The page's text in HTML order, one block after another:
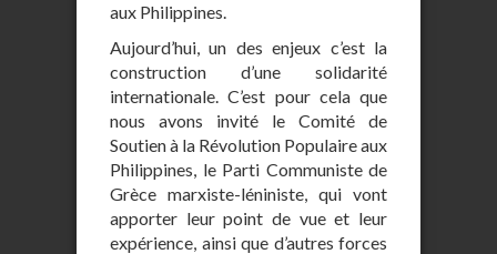
aux Philippines.
Aujourd’hui, un des enjeux c’est la
construction d’une solidarité
internationale. C’est pour cela que
nous avons invité le Comité de
Soutien à la Révolution Populaire aux
Philippines, le Parti Communiste de
Grèce marxiste-léniniste, qui vont
apporter leur point de vue et leur
expérience, ainsi que d’autres forces